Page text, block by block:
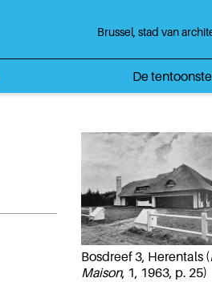
Brussel, stad van
De
Bosdreef 3, Herentals (
Maison, 1, 1963, p. 25)